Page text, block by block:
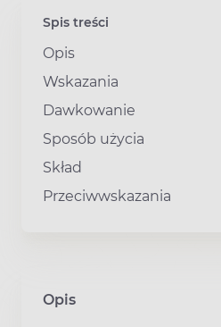
Spis treści
Opis
Wskazania
Dawkowanie
Sposób użycia
Skład
Przeciwwskazania
Opis